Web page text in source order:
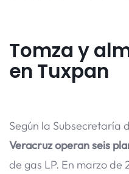
Tomza y
en Tuxpan
Según la Subsecretaría
Veracruz operan seis
de gas LP. En marzo de